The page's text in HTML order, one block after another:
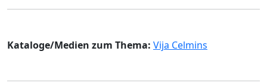
Kataloge/Medien zum Thema: Vija Celmins